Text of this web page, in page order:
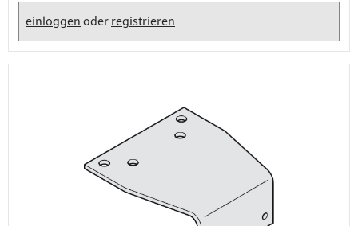
einloggenoderregistrieren